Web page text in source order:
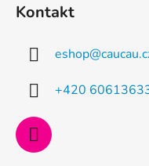
Kontakt
eshop@
+420